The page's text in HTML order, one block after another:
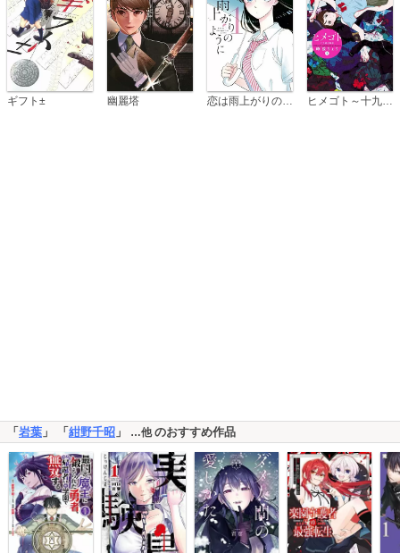
ギフト± 幽麗塔 ヒメゴト～十九歳の制服～
「岩葉 」 「紺野千昭 」 …他のおすすめ作品